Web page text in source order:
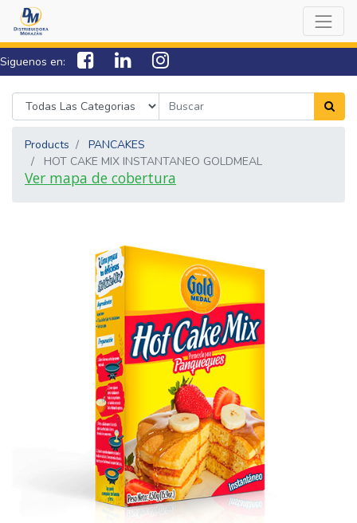
Siguenos en:
7538-0000 sac@lamorazan.com
Products
PANCAKES
HOT CAKE MIX INSTANTANEO GOLDMEAL
Ver mapa de cobertura